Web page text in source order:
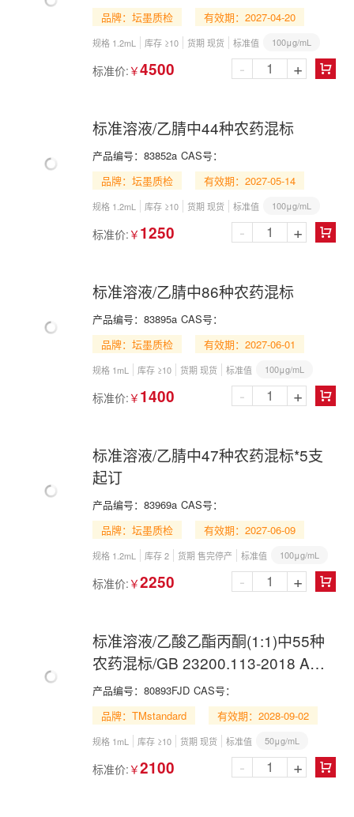
品牌：坛墨质检
有效期：2027-04-20
规格 1.2mL 库存 ≥10 货期 现货 标准值 100μg/mL
标准价: ￥4500 
- +
标准溶液/乙腈中44种农药混标
产品编号： 83852a CAS号：
品牌：坛墨质检
有效期：2027-05-14
规格 1.2mL 库存 ≥10 货期 现货 标准值 100μg/mL
标准价: ￥ 1250 
- +
标准溶液/乙腈中86种农药混标
产品编号： 83895a CAS号：
品牌：坛墨质检
有效期：2027-06-01
规格 1mL 库存 ≥10 货期 现货 标准值 100μg/mL
标准价: ￥ 1400 
- +
标准溶液/乙腈中47种农药混标*5支
起订
产品编号： 83969a CAS号：
品牌：坛墨质检
有效期：2027-06-09
规格 1.2mL 库存 2 货期 售完停产 标准值 100μg/mL
标准价: ￥2250 
- +
标准溶液/乙酸乙酯丙酮(1:1)中55种
农药混标/GB 23200.113-2018 A组
1/55 Pesticide Mix in Ethyl Acetate
and Acetone(1:1)
产品编号： 80893FJD CAS号：
品牌：TMstandard
有效期：2028-09-02
规格 1mL 库存 ≥10 货期 现货 标准值 50μg/mL
标准价: ￥2100 
- +